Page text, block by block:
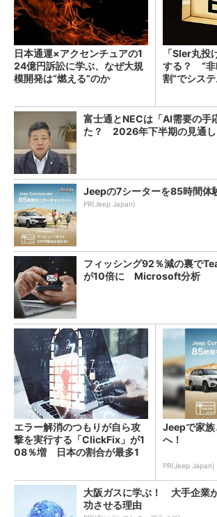
日本通運×アクセンチュアの1
24億円訴訟に学ぶ、なぜ大規
模開発は“燃える”のか
「SIer丸投
する？ “非
割”でシス
富士通とNECは「AI需要の手
た？ 2026年下半期の見通し
Jeepの7シーターを85時間体
PR(Jeep Japan)
フィッシング92％減の裏で
が10倍に Microsoft分析
エラー解消のつもりが自ら攻
撃を実行する「ClickFix」が1
08％増 日本の割合が最多1
Jeepで家族
へ！
PR(Jeep Japan)
大阪ガスに学ぶ！ 大手企業
功させる理由